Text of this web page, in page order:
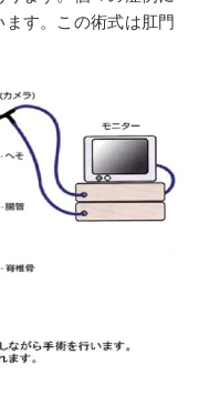
す。この術式は肛門